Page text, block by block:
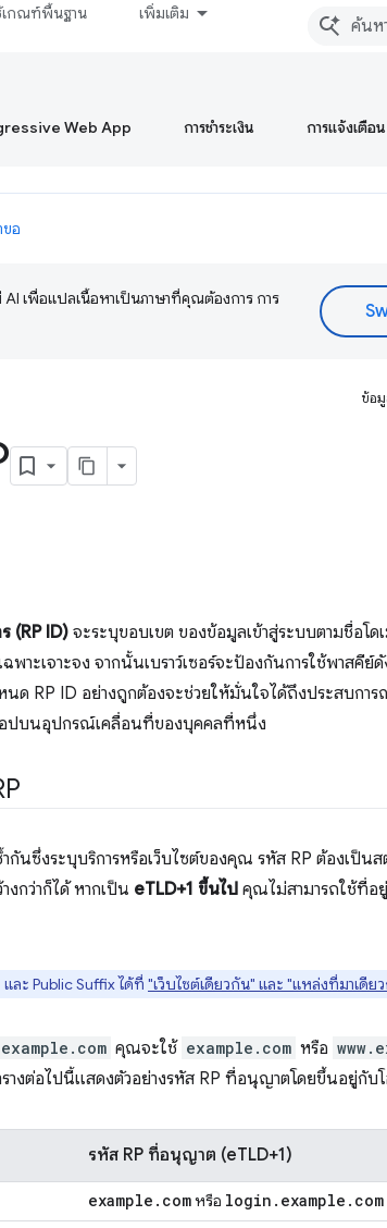
เกณฑ์พื้นฐาน เพิ่มเติม
Web App การชำระเงิน การแจ้งเตือน
ขอ
AI เพื่อแปลเนื้อหาเป็นภาษาที่คุณต้องการ การ
ข้อ
(RP ID) จะระบุขอบเขต ของข้อมูลเข้าสู่ระบบตามชื่อโด
พาะเจาะจง จากนั้นเบราว์เซอร์จะป้องกันการใช้พาสคีย์
ด RP ID อย่างถูกต้องจะช่วยให้มั่นใจได้ถึงประสบการ
อปบนอุปกรณ์เคลื่อนที่ของบุคคลที่หนึ่ง
นซึ่งระบุบริการหรือเว็บไซต์ของคุณ รหัส RP ต้องเป็นส
กว่าก็ได้ หากเป็น eTLD+1 ขึ้นไป คุณไม่สามารถใช้ที่อ
ละ Public Suffix ได้ที่ "เว็บไซต์เดียวกัน" และ "แหล่งที่มาเดีย
คุณจะใช้ example.com หรือ
างต่อไปนี้แสดงตัวอย่างรหัส RP ที่อนุญาตโดยขึ้นอยู่กับ
รหัส RP ที่อนุญาต (eTLD+1)
example . comหรือ login . example . com